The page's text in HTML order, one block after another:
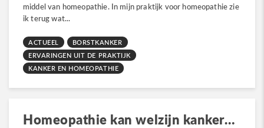
middel van homeopathie. In mijn praktijk voor homeopathie zie
ik terug wat...
ACTUEEL
BORSTKANKER
ERVARINGEN UIT DE PRAKTIJK
KANKER EN HOMEOPATHIE
Homeopathie kan welzijn kankerpatiënten verbeteren